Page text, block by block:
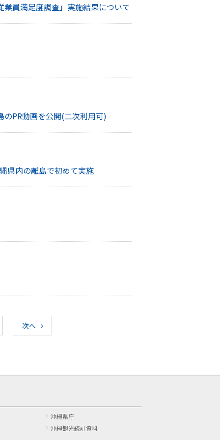
員満足度調査」実施結果について
PR動画を公開(二次利用可)
県内の離島で初めて実施
次へ
沖縄県庁
沖縄観光統計資料